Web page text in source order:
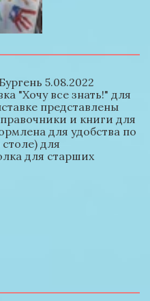
"Хочу все знать!" для
представлены
и книги для
для удобства по
для
для старших